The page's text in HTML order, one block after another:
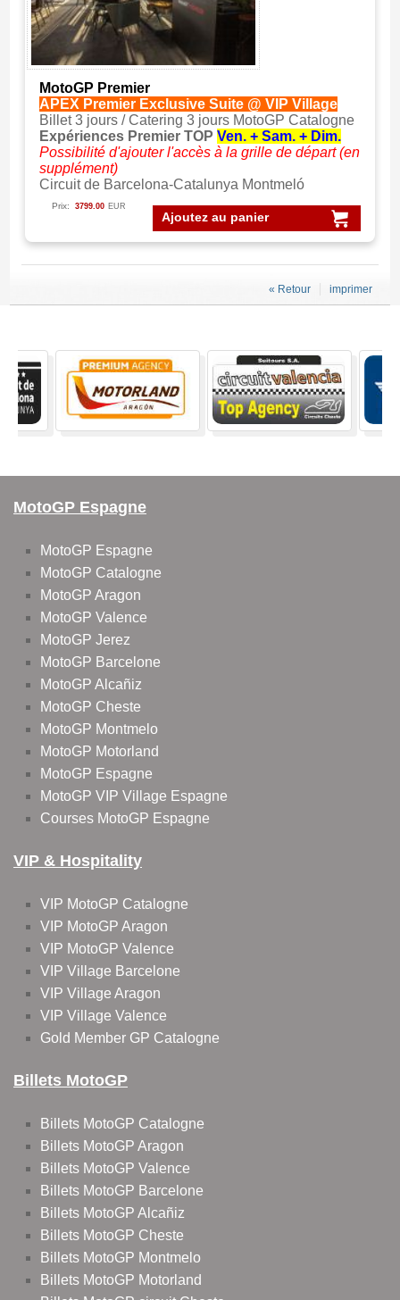
MotoGP Premier
APEX Premier Exclusive Suite @ VIP Village
Billet 3 jours / Catering 3 jours MotoGP Catalogne
Expériences Premier TOP Ven. + Sam. + Dim.
Possibilité d'ajouter l'accès à la grille de départ (en
supplément)
Circuit de Barcelona-Catalunya Montmeló
Ajoutez au panier
Prix: 3799.00 EUR
imprimer
« Retour
MotoGP Espagne
MotoGP Espagne
MotoGP Catalogne
MotoGP Aragon
MotoGP Valence
MotoGP Jerez
MotoGP Barcelone
MotoGP Alcañiz
MotoGP Cheste
MotoGP Montmelo
MotoGP Motorland
MotoGP Espagne
MotoGP VIP Village Espagne
Courses MotoGP Espagne
VIP & Hospitality
VIP MotoGP Catalogne
VIP MotoGP Aragon
VIP MotoGP Valence
VIP Village Barcelone
VIP Village Aragon
VIP Village Valence
Gold Member GP Catalogne
Billets MotoGP
Billets MotoGP Catalogne
Billets MotoGP Aragon
Billets MotoGP Valence
Billets MotoGP Barcelone
Billets MotoGP Alcañiz
Billets MotoGP Cheste
Billets MotoGP Montmelo
Billets MotoGP Motorland